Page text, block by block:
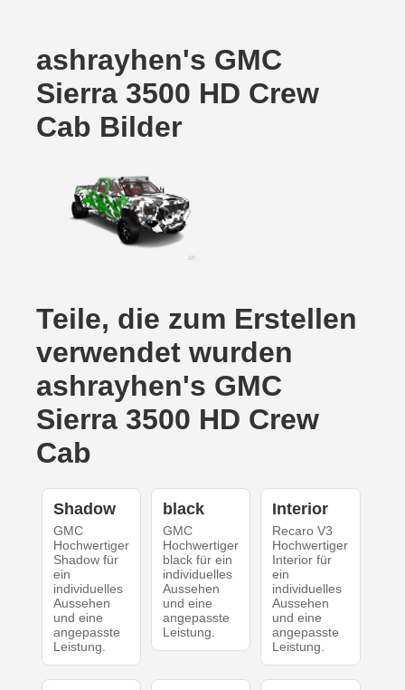
ashrayhen's GMC
Sierra 3500 HD Crew
Cab Bilder
Teile, die zum Erstellen
verwendet wurden
ashrayhen's GMC
Sierra 3500 HD Crew
Cab
Shadow
GMC
Hochwertiger
Shadow für
ein
individuelles
Aussehen
und eine
angepasste
Leistung.
black
GMC
Hochwertiger
black für ein
individuelles
Aussehen
und eine
angepasste
Leistung.
Interior
Recaro V3
Hochwertiger
Interior für
ein
individuelles
Aussehen
und eine
angepasste
Leistung.